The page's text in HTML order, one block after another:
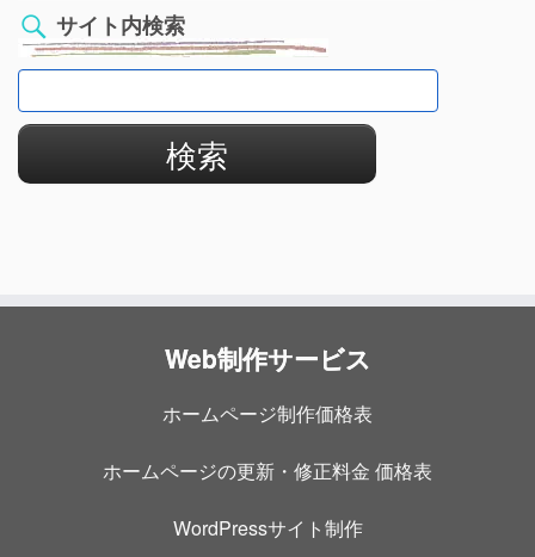
サイト内検索
検
索:
Web制作サービス
ホームページ制作価格表
ホームページの更新・修正料金 価格表
WordPressサイト制作